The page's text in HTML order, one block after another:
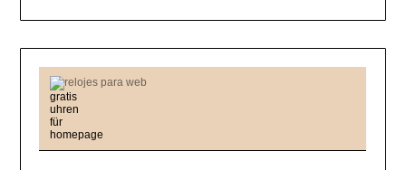
relojes para web